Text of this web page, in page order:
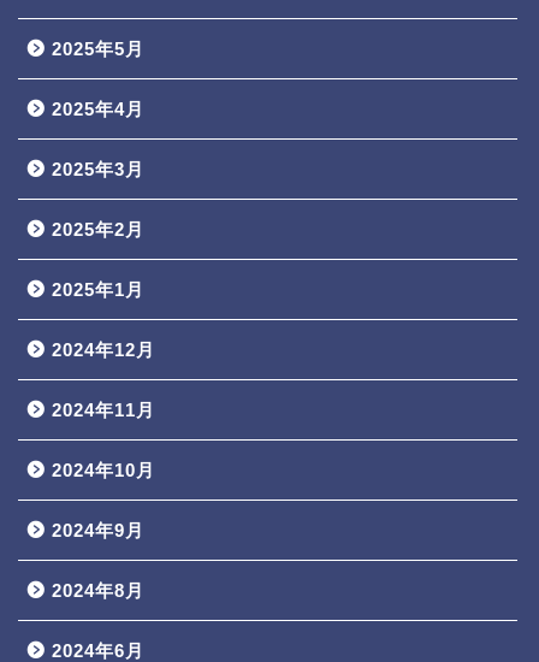
2025年5月
2025年4月
2025年3月
2025年2月
2025年1月
2024年12月
2024年11月
2024年10月
2024年9月
2024年8月
2024年6月